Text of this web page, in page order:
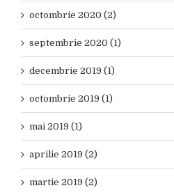
octombrie 2020 (2)
septembrie 2020 (1)
decembrie 2019 (1)
octombrie 2019 (1)
mai 2019 (1)
aprilie 2019 (2)
martie 2019 (2)